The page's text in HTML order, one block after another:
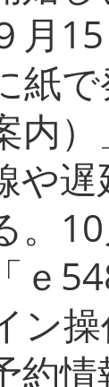
月
紙
内
や
。
ｅ
ン
約